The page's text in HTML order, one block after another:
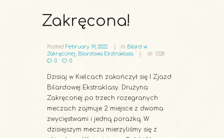
Zakręcona!
Posted February 19, 2022 in Bilard w
Zakręconej
Bilardowa Ekstraklasa
1328
0
0
Dzisiaj w Kielcach zakończył się I Zjazd
Bilardowej Ekstraklasy. Drużyna
Zakręconej po trzech rozegranych
meczach zajmuje 2 miejsce z dwoma
zwycięstwami i jedną porażką. W
dzisiejszym meczu mierzyliśmy się z